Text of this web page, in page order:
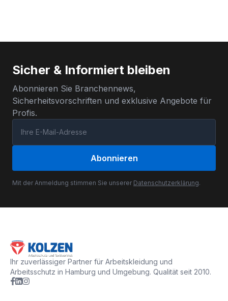
Sicher & Informiert bleiben
Abonnieren Sie Branchennews,
Sicherheitsvorschriften und exklusive Angebote für
Profis.
Abonnieren
Mit der Anmeldung stimmen Sie unserer Datenschutzerklärung.
Ihr zuverlässiger Partner für Arbeitskleidung und
Arbeitsschutz in Hamburg und Umgebung. Qualität seit 2010.